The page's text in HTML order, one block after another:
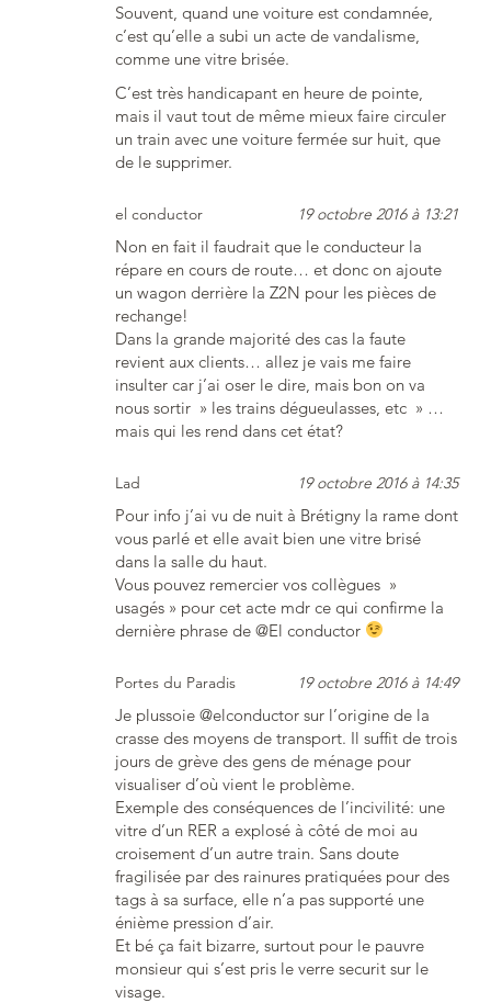
Souvent, quand une voiture est condamnée,
c’est qu’elle a subi un acte de vandalisme,
comme une vitre brisée.
C’est très handicapant en heure de pointe,
mais il vaut tout de même mieux faire circuler
un train avec une voiture fermée sur huit, que
de le supprimer.
el conductor 19 octobre 2016 à 13:21
Non en fait il faudrait que le conducteur la
répare en cours de route… et donc on ajoute
un wagon derrière la Z2N pour les pièces de
rechange!
Dans la grande majorité des cas la faute
revient aux clients… allez je vais me faire
insulter car j’ai oser le dire, mais bon on va
nous sortir » les trains dégueulasses, etc » …
mais qui les rend dans cet état?
Lad 19 octobre 2016 à 14:35
Pour info j’ai vu de nuit à Brétigny la rame dont
vous parlé et elle avait bien une vitre brisé
dans la salle du haut.
Vous pouvez remercier vos collègues »
usagés » pour cet acte mdr ce qui confirme la
dernière phrase de @El conductor
Portes du Paradis 19 octobre 2016 à 14:49
Je plussoie @elconductor sur l’origine de la
crasse des moyens de transport. Il suffit de trois
jours de grève des gens de ménage pour
visualiser d’où vient le problème.
Exemple des conséquences de l’incivilité: une
vitre d’un RER a explosé à côté de moi au
croisement d’un autre train. Sans doute
fragilisée par des rainures pratiquées pour des
tags à sa surface, elle n’a pas supporté une
énième pression d’air.
Et bé ça fait bizarre, surtout pour le pauvre
monsieur qui s’est pris le verre securit sur le
visage.